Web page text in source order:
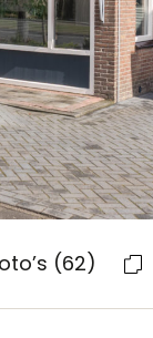
(62)